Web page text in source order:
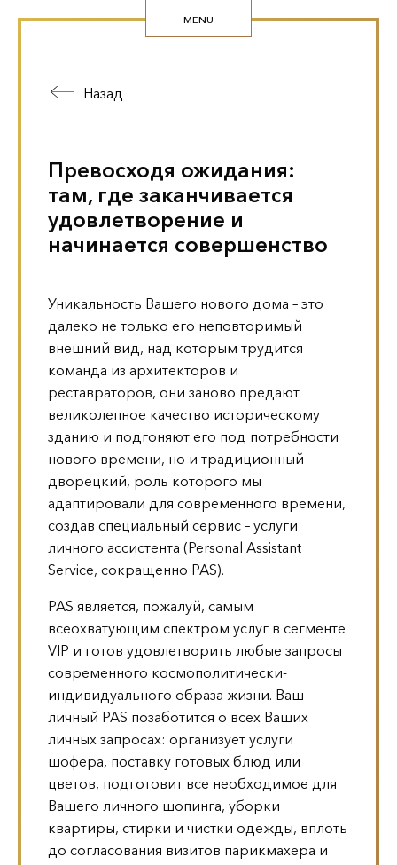
MENU
Назад
Превосходя ожидания:
там, где заканчивается
удовлетворение и
начинается совершенство
Уникальность Вашего нового дома – это
далеко не только его неповторимый
внешний вид, над которым трудится
команда из архитекторов и
реставраторов, они заново предают
великолепное качество историческомy
зданию и подгоняют его под потребности
нового времени, но и традиционный
дворецкий, роль которого мы
адаптировали для современного времени,
создав специальный сервис – услуги
личного ассистента (Personal Assistant
Service, сокращенно PAS).
PAS является, пожалуй, самым
всеохватующим спектром услуг в сегменте
VIP и готов удовлетворить любые запросы
современного космополитически-
индивидуального образа жизни. Ваш
личный PAS позаботится о всех Ваших
личных запросах: организует услуги
шофера, поставку готовых блюд или
цветов, подготовит все необходимое для
Вашего личного шопинга, уборки
квартиры, стирки и чистки одежды, вплоть
до согласования визитов парикмахера и